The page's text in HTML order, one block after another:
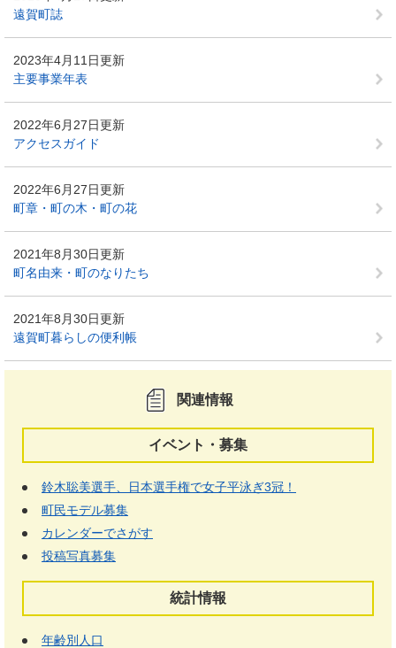
遠賀町誌
2023年4月11日更新
主要事業年表
2022年6月27日更新
アクセスガイド
2022年6月27日更新
町章・町の木・町の花
2021年8月30日更新
町名由来・町のなりたち
2021年8月30日更新
遠賀町暮らしの便利帳
関連情報
イベント・募集
鈴木聡美選手、日本選手権で女子平泳ぎ3冠！
町民モデル募集
カレンダーでさがす
投稿写真募集
統計情報
年齢別人口